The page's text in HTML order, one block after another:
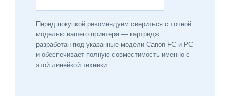
Перед покупкой рекомендуем свериться с точной
моделью вашего принтера — картридж
разработан под указанные модели Canon FC и PC
и обеспечивает полную совместимость именно с
этой линейкой техники.